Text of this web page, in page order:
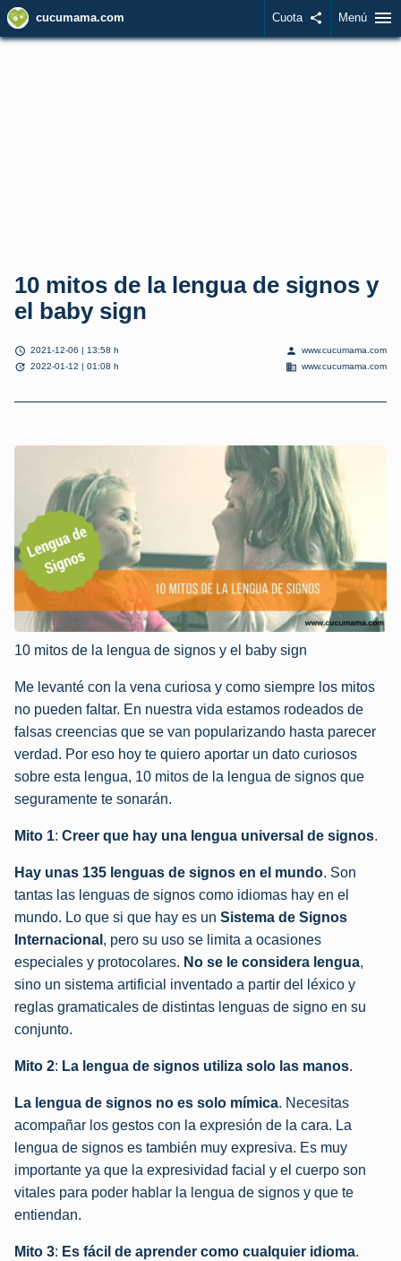
cucumama.com Cuota share Menú menu
10 mitos de la lengua de signos y
el baby sign
schedule 2021-12-06 | 13:58 h
update 2022-01-12 | 01:08 h
person www.cucumama.com
domain www.cucumama.com
10 mitos de la lengua de signos y el baby sign
Me levanté con la vena curiosa y como siempre los mitos
no pueden faltar. En nuestra vida estamos rodeados de
falsas creencias que se van popularizando hasta parecer
verdad. Por eso hoy te quiero aportar un dato curiosos
sobre esta lengua, 10 mitos de la lengua de signos que
seguramente te sonarán.
Mito 1: Creer que hay una lengua universal de signos.
Hay unas 135 lenguas de signos en el mundo. Son
tantas las lenguas de signos como idiomas hay en el
mundo. Lo que si que hay es un Sistema de Signos
Internacional , pero su uso se limita a ocasiones
especiales y protocolares. No se le considera lengua,
sino un sistema artificial inventado a partir del léxico y
reglas gramaticales de distintas lenguas de signo en su
conjunto.
Mito 2: La lengua de signos utiliza solo las manos.
La lengua de signos no es solo mímica. Necesitas
acompañar los gestos con la expresión de la cara. La
lengua de signos es también muy expresiva. Es muy
importante ya que la expresividad facial y el cuerpo son
vitales para poder hablar la lengua de signos y que te
entiendan.
Mito 3: Es fácil de aprender como cualquier idioma.